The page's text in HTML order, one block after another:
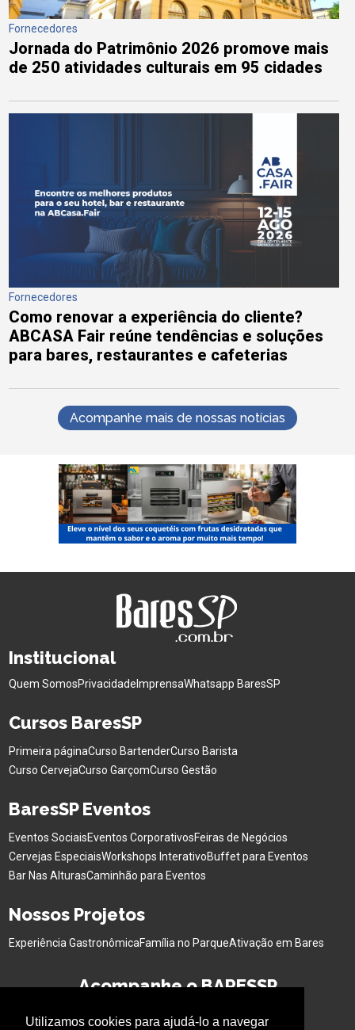
Utilizamos cookies para ajudá-lo a navegar
Fornecedores
Jornada do Patrimônio 2026 promove mais
de 250 atividades culturais em 95 cidades
Fornecedores
Como renovar a experiência do cliente?
ABCASA Fair reúne tendências e soluções
para bares, restaurantes e cafeterias
Acompanhe mais de nossas notícias
Institucional
Quem SomosPrivacidade ImprensaWhatsapp BaresSP
Cursos BaresSP
Primeira páginaCurso BartenderCurso Barista
Curso CervejaCurso GarçomCurso Gestão
BaresSP Eventos
Eventos SociaisEventos CorporativosFeiras de Negócios
Cervejas EspeciaisWorkshops InterativoBuffet para Eventos
Bar Nas AlturasCaminhão para Eventos
Nossos Projetos
Experiência GastronômicaFamília no ParqueAtivação em Bares
Acompanhe o BARESSP